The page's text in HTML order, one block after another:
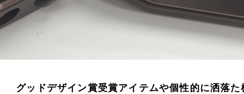
グッドデザイン賞受賞アイテムや個性的に洒落た